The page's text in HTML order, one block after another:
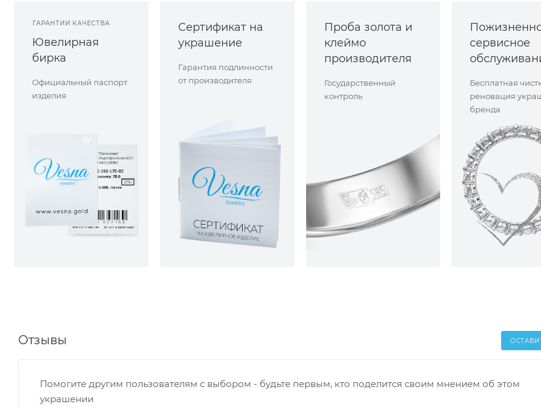
ГАРАНТИИ КАЧЕСТВА
Ювелирная
бирка
Официальный паспорт
изделия
Сертификат на
украшение
Гарантия подлинности
от производителя
Проба золота и
клеймо
производителя
Государственный
контроль
сервисное
Бесплатная
реновация
бренда
Отзывы
Помогите другим пользователям с выбором - будьте первым, кто поделится своим мнением об этом
украшении